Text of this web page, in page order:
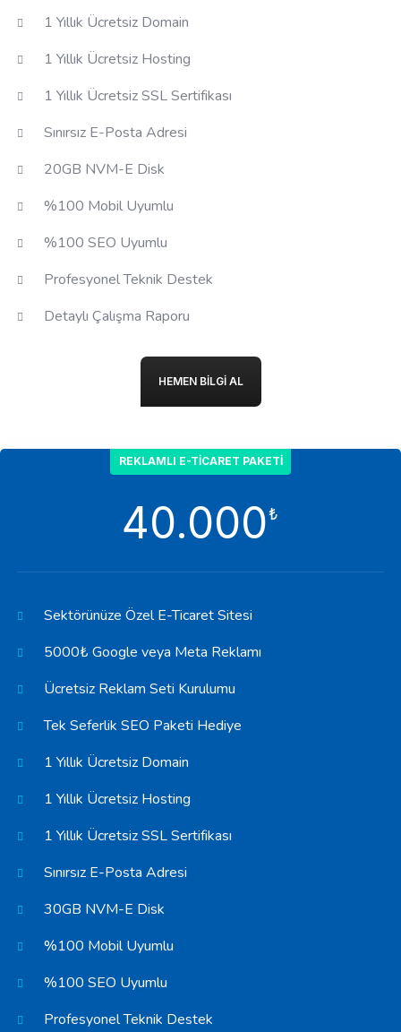
1 Yıllık Ücretsiz Domain
1 Yıllık Ücretsiz Hosting
1 Yıllık Ücretsiz SSL Sertifikası
Sınırsız E-Posta Adresi
20GB NVM-E Disk
%100 Mobil Uyumlu
%100 SEO Uyumlu
Profesyonel Teknik Destek
Detaylı Çalışma Raporu
HEMEN BILGI AL
REKLAMLI E-TICARET PAKETI
40.000₺
Sektörünüze Özel E-Ticaret Sitesi
5000₺ Google veya Meta Reklamı
Ücretsiz Reklam Seti Kurulumu
Tek Seferlik SEO Paketi Hediye
1 Yıllık Ücretsiz Domain
1 Yıllık Ücretsiz Hosting
1 Yıllık Ücretsiz SSL Sertifikası
Sınırsız E-Posta Adresi
30GB NVM-E Disk
%100 Mobil Uyumlu
%100 SEO Uyumlu
Profesyonel Teknik Destek